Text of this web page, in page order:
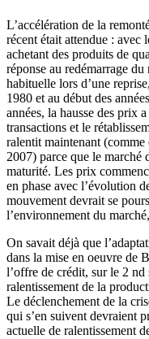
L’accélération de la
récent était attendue : avec
achetant des produits de
réponse au redémarrage
habituelle lors d’une
1980 et au début des
années, la hausse des prix
transactions et le
ralentit maintenant
2007) parce que le marché
maturité. Les prix
en phase avec l’évolution
mouvement devrait se
l’environnement du
On savait déjà que
dans la mise en oeuvre de
l’offre de crédit, sur le 2
ralentissement de la
Le déclenchement de la
qui s’en suivent devraient
actuelle de ralentissement